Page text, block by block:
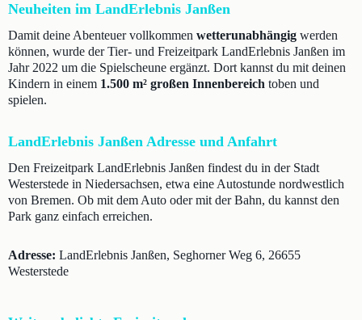
Neuheiten im LandErlebnis Janßen
Damit deine Abenteuer vollkommen wetterunabhängig werden
können, wurde der Tier- und Freizeitpark LandErlebnis Janßen im
Jahr 2022 um die Spielscheune ergänzt. Dort kannst du mit deinen
Kindern in einem 1.500 m² großen Innenbereich toben und
spielen.
LandErlebnis Janßen Adresse und Anfahrt
Den Freizeitpark LandErlebnis Janßen findest du in der Stadt
Westerstede in Niedersachsen, etwa eine Autostunde nordwestlich
von Bremen. Ob mit dem Auto oder mit der Bahn, du kannst den
Park ganz einfach erreichen.
Adresse: LandErlebnis Janßen, Seghorner Weg 6, 26655
Westerstede